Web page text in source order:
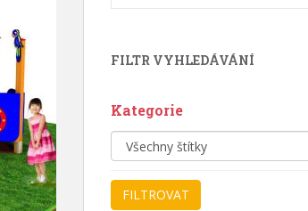
FILTR VYHLEDÁVÁNÍ
Kategorie